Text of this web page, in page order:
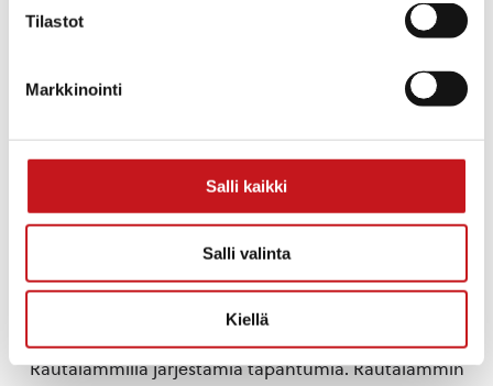
Tilastot
Markkinointi
Salli kaikki
Salli valinta
Kiellä
TAPAHTUMAPAIKKA
77700 Suomi
Kansalaisilta tuulivoimasta
»
Rautalammilla järjestämiä tapahtumia. Rautalammin